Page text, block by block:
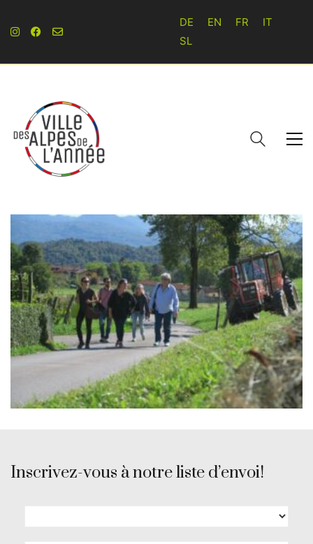
DE EN FR
IT
SL
Inscrivez-vous à notre liste d’envoi!